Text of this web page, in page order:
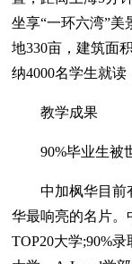
坐享“一环六湾”美
地330亩，建筑面
纳4000名学生就读
教学成果
90%毕业生被世
中加枫华目前有
华最响亮的名片。
TOP20大学;90%